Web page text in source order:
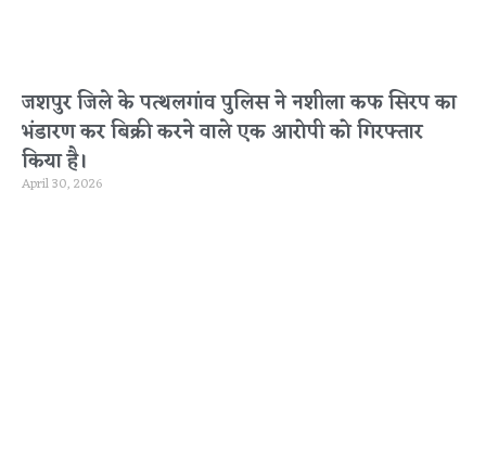
जशपुर जिले के पत्थलगांव पुलिस ने नशीला कफ सिरप का
भंडारण कर बिक्री करने वाले एक आरोपी को गिरफ्तार
किया है।
April 30, 2026